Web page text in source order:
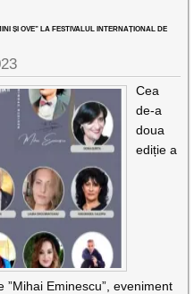
ȘI OVE” LA FESTIVALUL INTERNAȚIONAL DE
Cea
de-a
doua
ediție a
Eminescu”, eveniment